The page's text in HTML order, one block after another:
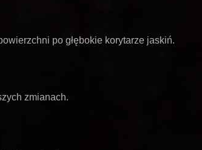
po głębokie korytarze jaskiń.
zmianach.